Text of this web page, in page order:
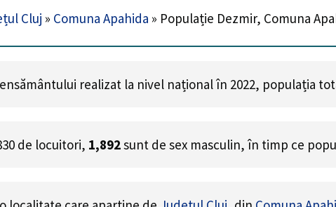
Cluj » Comuna Apahida » Populație Dezmir, Comuna
realizat la nivel național în 2022, populația
de locuitori, 1,892sunt de sex masculin, în timp ce